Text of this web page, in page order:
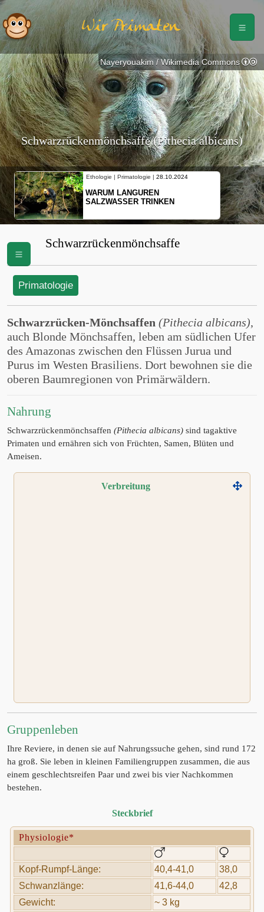
Wir Primaten
Schwarzrückenmönchsaffe (Pithecia albicans)
Ethologie | Primatologie | 28.10.2024
WARUM LANGUREN
SALZWASSER TRINKEN
Nayeryouakim / Wikimedia Commons
Schwarzrückenmönchsaffe
Primatologie
Schwarzrücken-Mönchsaffen (Pithecia albicans),
auch Blonde Mönchsaffen, leben am südlichen Ufer
des Amazonas zwischen den Flüssen Jurua und
Purus im Westen Brasiliens. Dort bewohnen sie die
oberen Baumregionen von Primärwäldern.
Nahrung
Schwarzrückenmönchsaffen (Pithecia albicans) sind tagaktive
Primaten und ernähren sich von Früchten, Samen, Blüten und
Ameisen.
Verbreitung
Gruppenleben
Ihre Reviere, in denen sie auf Nahrungssuche gehen, sind rund 172
ha groß. Sie leben in kleinen Familiengruppen zusammen, die aus
einem geschlechtsreifen Paar und zwei bis vier Nachkommen
bestehen.
Steckbrief
Physiologie*
Kopf-Rumpf-Länge: 40,4-41,0
38,0
Schwanzlänge:
41,6-44,0
42,8
Gewicht:
~ 3 kg